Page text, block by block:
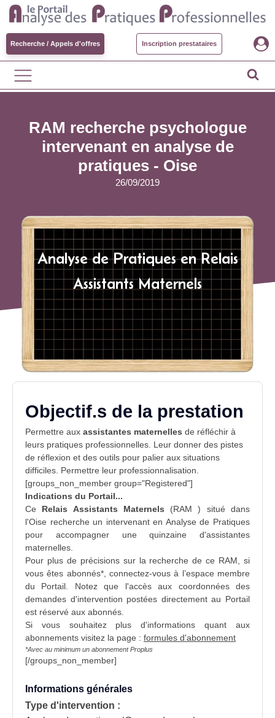
Recherche / Appels d'offres Inscription prestataires
RAM recherche psychologue
intervenant en analyse de
pratiques - Oise
26/09/2019
Analyse de Pratiques en Relais
Assistants Maternels
Objectif.s de la prestation
Permettre aux assistantes maternelles de réfléchir à
leurs pratiques professionnelles. Leur donner des pistes
de réflexion et des outils pour palier aux situations
difficiles. Permettre leur professionnalisation.
[groups_non_member group="Registered"]
Indications du Portail...
Ce Relais Assistants Maternels (RAM ) situé dans
l'Oise recherche un intervenant en Analyse de Pratiques
pour accompagner une quinzaine d'assistantes
maternelles
Pour plus de précisions sur la recherche de ce RAM, si
vous êtes abonnés*, connectez-vous à l’espace membre
du Portail. Notez que l'accès aux coordonnéesdes
demandes d'intervention postées directement au Portail
est réservé aux abonnés.
Si vous souhaitez plus d'informations quant aux
abonnements visitez la page : formules d'abonnement
*Avec au minimum un abonnement Proplus
[/groups_non_member]
Informations générales
Type d'intervention :